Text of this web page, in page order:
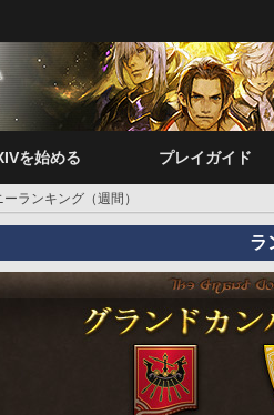
を始める プレイガイド
ランキング（週間）
ラ